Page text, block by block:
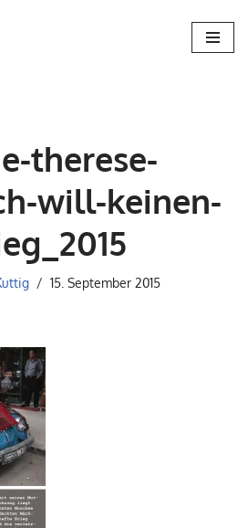
therese-
will-keinen-
15. September 2015